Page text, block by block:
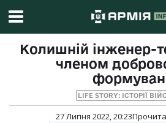
Колишній інженер-
членом
LIFE STORY: ІСТОРІЇ
27 Липня 2022, 20:23